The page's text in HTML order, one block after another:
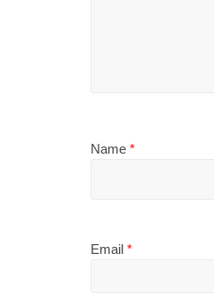
Name *
Email *